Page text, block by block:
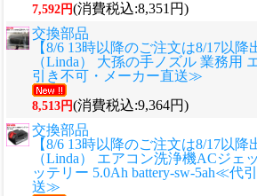
7,592円(消費税込:8,351円)
交換部品
【8/6 13時以降のご注文は8/17以
（Linda） 大孫の手ノズル 業務用
引き不可・メーカー直送≫
8,513円(消費税込:9,364円)
交換部品
【8/6 13時以降のご注文は8/17以
（Linda） エアコン洗浄機ACジェ
ッテリー 5.0Ah battery-sw-5ah≪代
送≫